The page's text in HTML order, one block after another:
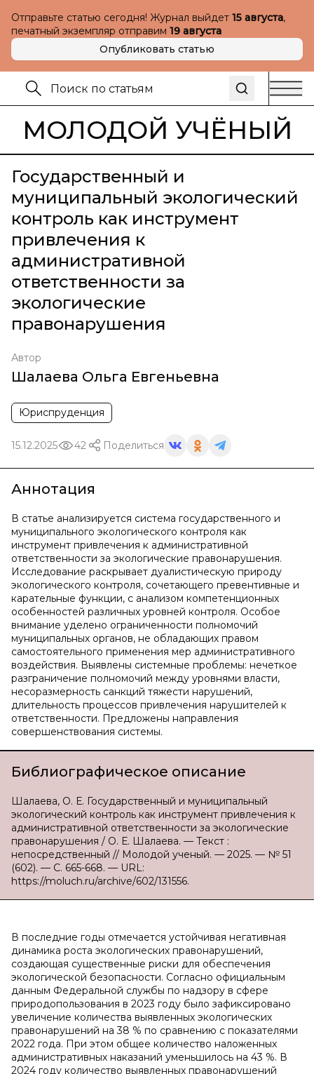
Отправьте статью сегодня! Журнал выйдет 15 августа,
печатный экземпляр отправим 19 августа
Опубликовать статью
МОЛОДОЙ УЧЁНЫЙ
Государственный и
муниципальный экологический
контроль как инструмент
привлечения к
административной
ответственности за
экологические
правонарушения
Автор
Шалаева Ольга Евгеньевна
Юриспруденция
15.12.2025 42 Поделиться
Аннотация
В статье анализируется система государственного и
муниципального экологического контроля как
инструмент привлечения к административной
ответственности за экологические правонарушения.
Исследование раскрывает дуалистическую природу
экологического контроля, сочетающего превентивные и
карательные функции, с анализом компетенционных
особенностей различных уровней контроля. Особое
внимание уделено ограниченности полномочий
муниципальных органов, не обладающих правом
самостоятельного применения мер административного
воздействия. Выявлены системные проблемы: нечеткое
разграничение полномочий между уровнями власти,
несоразмерность санкций тяжести нарушений,
длительность процессов привлечения нарушителей к
ответственности. Предложены направления
совершенствования системы.
Библиографическое описание
Шалаева, О. Е. Государственный и муниципальный
экологический контроль как инструмент привлечения к
административной ответственности за экологические
правонарушения / О. Е. Шалаева. — Текст :
непосредственный // Молодой ученый. — 2025. — № 51
(602). — С. 665-668. — URL:
https://moluch.ru/archive/602/131556.
В последние годы отмечается устойчивая негативная
динамика роста экологических правонарушений,
создающая существенные риски для обеспечения
экологической безопасности. Согласно официальным
данным Федеральной службы по надзору в сфере
природопользования в 2023 году было зафиксировано
увеличение количества выявленных экологических
правонарушений на 38 % по сравнению с показателями
2022 года. При этом общее количество наложенных
административных наказаний уменьшилось на 43 %. В
2024 году количество выявленных правонарушений